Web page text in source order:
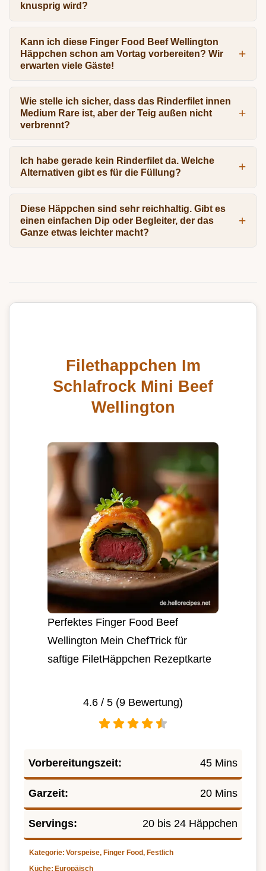
knusprig wird?
Kann ich diese Finger Food Beef Wellington
Häppchen schon am Vortag vorbereiten? Wir
erwarten viele Gäste!
Wie stelle ich sicher, dass das Rinderfilet innen
Medium Rare ist, aber der Teig außen nicht
verbrennt?
Ich habe gerade kein Rinderfilet da. Welche
Alternativen gibt es für die Füllung?
Diese Häppchen sind sehr reichhaltig. Gibt es
einen einfachen Dip oder Begleiter, der das
Ganze etwas leichter macht?
Filethappchen Im
Schlafrock Mini Beef
Wellington
Perfektes Finger Food Beef
Wellington Mein ChefTrick für
saftige FiletHäppchen Rezeptkarte
4.6 / 5 (9 Bewertung)
Vorbereitungszeit: 45 Mins
Garzeit: 20 Mins
Servings: 20 bis 24 Häppchen
Kategorie: Vorspeise, Finger Food, Festlich
Küche: Europäisch